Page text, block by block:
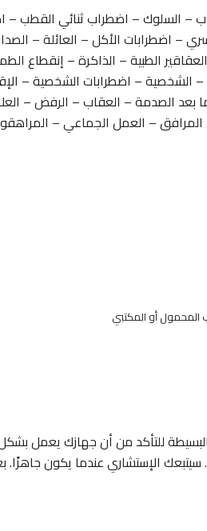
– السلوك – اضطراب ثنائي
– اضطرابات الأكل – العائلة –
الطبية – الذاكرة – إنقطاع
– الشخصية – اضطرابات الشخصية –
الصدمة – العقاب – الرفض –
– العمل الجماعي –
المحمول أو المكتبي
للتأكد من أن جهازك يعمل
الإستشاري عندما يكون جاهزًا.